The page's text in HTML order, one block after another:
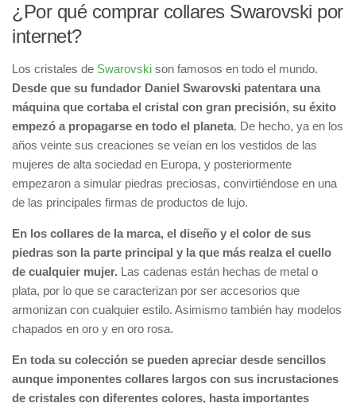
¿Por qué comprar collares Swarovski por
internet?
Los cristales de Swarovski son famosos en todo el mundo.
Desde que su fundador Daniel Swarovski patentara una
máquina que cortaba el cristal con gran precisión, su éxito
empezó a propagarse en todo el planeta. De hecho, ya en los
años veinte sus creaciones se veían en los vestidos de las
mujeres de alta sociedad en Europa, y posteriormente
empezaron a simular piedras preciosas, convirtiéndose en una
de las principales firmas de productos de lujo.
En los collares de la marca, el diseño y el color de sus
piedras son la parte principal y la que más realza el cuello
de cualquier mujer. Las cadenas están hechas de metal o
plata, por lo que se caracterizan por ser accesorios que
armonizan con cualquier estilo. Asimismo también hay modelos
chapados en oro y en oro rosa.
En toda su colección se pueden apreciar desde sencillos
aunque imponentes collares largos con sus incrustaciones
de cristales con diferentes colores, hasta importantes